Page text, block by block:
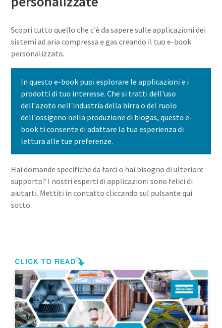
Scopri tutto quello che c'è da sapere sulle applicazioni dei
sistemi ad aria compressa e gas creando il tuo e-book
personalizzato.
In questo e-book puoi esplorare le applicazioni e i
prodotti di tuo interesse. Che si tratti dell'uso
dell'azoto nell'industria della birra o del ruolo
dell'ossigeno nella produzione di biogas, questo e-
book ti consente di adattare la tua esperienza di
lettura alle tue preferenze.
Hai domande specifiche da farci o hai bisogno di ulteriore
supporto? I nostri esperti di applicazioni sono felici di
aiutarti. Mettiti in contatto cliccando sul pulsante qui
sotto.